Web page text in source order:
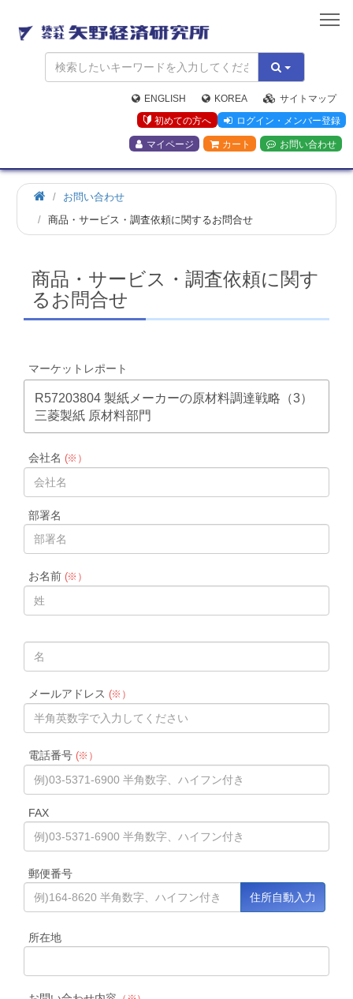
矢
野
経
済
研
究
所
ENGLISH KOREA
サイトマップ
初めての方へ
ログイン・メンバー登録
マイページ カート お問い合わせ
お問い合わせ
商品・サービス・調査依頼に関するお問合せ
商品・サービス・調査依頼に関す
るお問合せ
マーケットレポート
R57203804 製紙メーカーの原材料調達戦略（3）
三菱製紙 原材料部門
会社名 (※）
部署名
お名前(※）
メールアドレス (※）
電話番号(※）
FAX
郵便番号
所在地